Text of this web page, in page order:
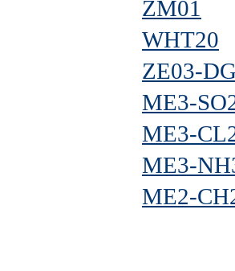
ZM01
WHT20
ZE03-
ME3-
ME3-
ME3-
ME2-